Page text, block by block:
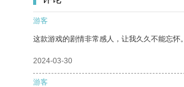
游客
这款游戏的剧情非常感人，让我久久不能忘怀。
2024-03-30
游客